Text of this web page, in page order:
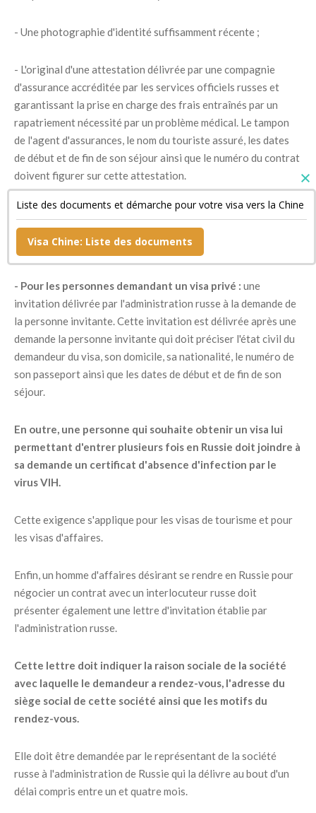
- Une photographie d'identité suffisamment récente ;
- L'original d'une attestation délivrée par une compagnie
d'assurance accréditée par les services officiels russes et
garantissant la prise en charge des frais entraînés par un
rapatriement nécessité par un problème médical. Le tampon
de l'agent d'assurances, le nom du touriste assuré, les dates
de début et de fin de son séjour ainsi que le numéro du contrat
doivent figurer sur cette attestation.
- Un document confirmant la réservation de sa chambre
d'hôtel si son séjour est bref ainsi qu'une copie de son billet de
retour ;
- Pour les personnes demandant un visa privé : une
invitation délivrée par l'administration russe à la demande de
la personne invitante. Cette invitation est délivrée après une
demande la personne invitante qui doit préciser l'état civil du
demandeur du visa, son domicile, sa nationalité, le numéro de
son passeport ainsi que les dates de début et de fin de son
séjour.
En outre, une personne qui souhaite obtenir un visa lui
permettant d'entrer plusieurs fois en Russie doit joindre à
sa demande un certificat d'absence d'infection par le
virus VIH.
Cette exigence s'applique pour les visas de tourisme et pour
les visas d'affaires.
Enfin, un homme d'affaires désirant se rendre en Russie pour
négocier un contrat avec un interlocuteur russe doit
présenter également une lettre d'invitation établie par
l'administration russe.
Cette lettre doit indiquer la raison sociale de la société
avec laquelle le demandeur a rendez-vous, l'adresse du
siège social de cette société ainsi que les motifs du
rendez-vous.
Elle doit être demandée par le représentant de la société
russe à l'administration de Russie qui la délivre au bout d'un
délai compris entre un et quatre mois.
Liste des documents et démarche pour votre visa vers la Chine
Visa Chine: Liste des documents